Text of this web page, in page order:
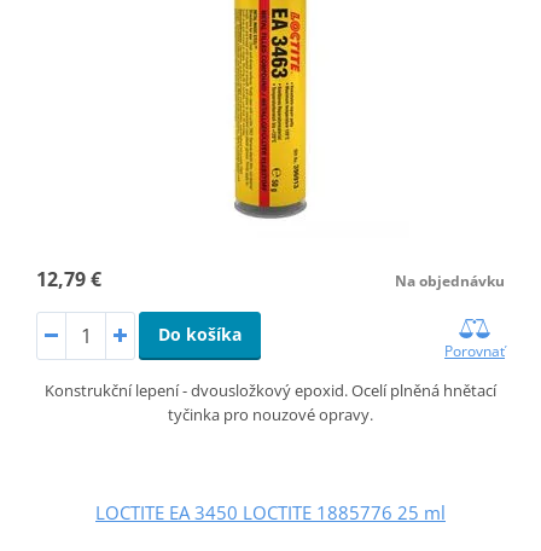
12,79 € Na objednávku
Do košíka
Porovnať
Konstrukční lepení - dvousložkový epoxid. Ocelí plněná hnětací
tyčinka pro nouzové opravy.
LOCTITE EA 3450 LOCTITE 1885776 25 ml